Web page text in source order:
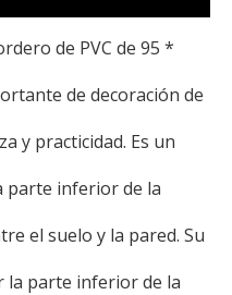
de PVC de 95 *
de decoración de
y practicidad. Es un
parte inferior de la
el suelo y la pared. Su
parte inferior de la